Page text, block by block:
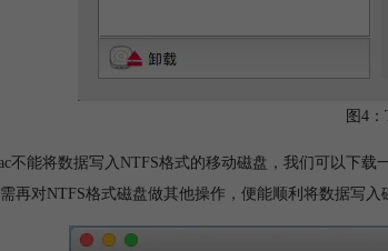
图4
不能将数据写入NTFS格式的移动磁盘，我们可以下
再对NTFS格式磁盘做其他操作，便能顺利将数据写入